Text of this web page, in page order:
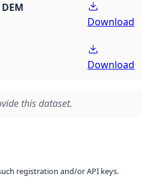
Download
Download
this dataset.
registration and/or API keys.